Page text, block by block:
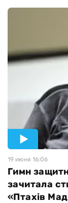
19 июня 16:06
Гимн
зачитала
«Птахів